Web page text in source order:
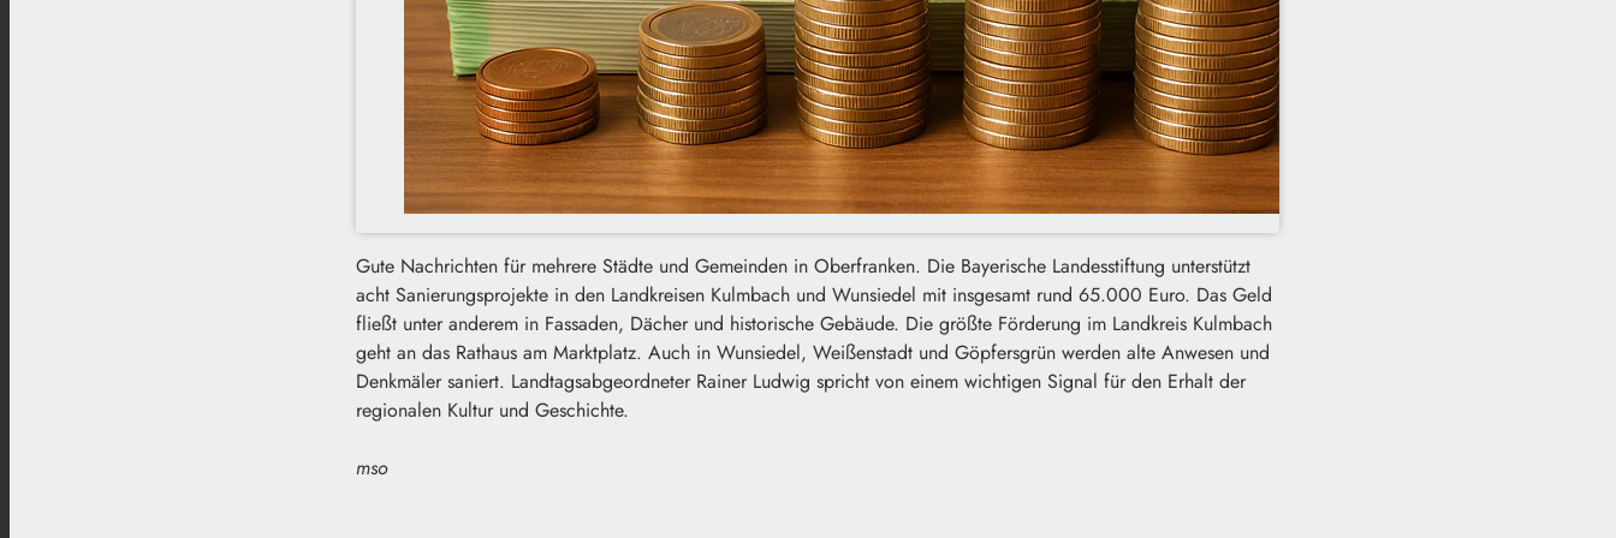
Gute Nachrichten für mehrere Städte und Gemeinden in Oberfranken. Die Bayerische Landesstiftung unterstützt
acht Sanierungsprojekte in den Landkreisen Kulmbach und Wunsiedel mit insgesamt rund 65.000 Euro. Das Geld
fließt unter anderem in Fassaden, Dächer und historische Gebäude. Die größte Förderung im Landkreis Kulmbach
geht an das Rathaus am Marktplatz. Auch in Wunsiedel, Weißenstadt und Göpfersgrün werden alte Anwesen und
Denkmäler saniert. Landtagsabgeordneter Rainer Ludwig spricht von einem wichtigen Signal für den Erhalt der
regionalen Kultur und Geschichte.
mso